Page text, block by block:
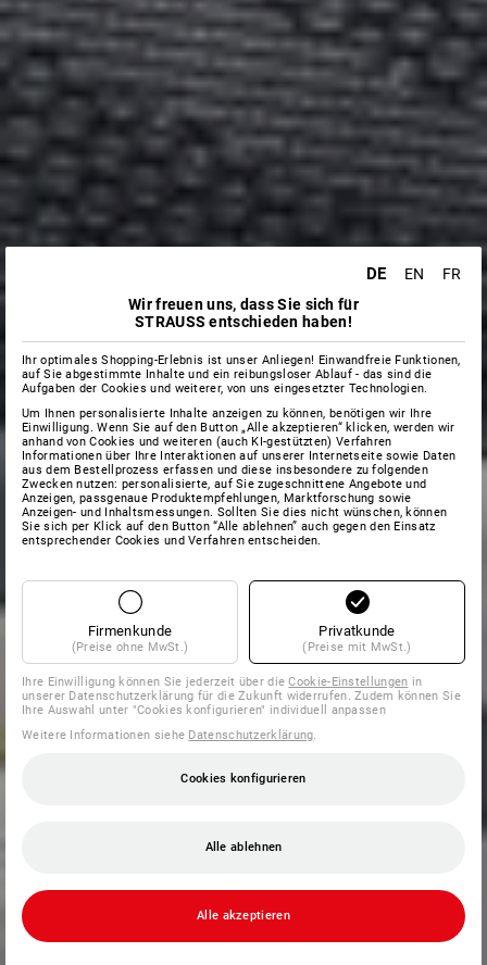
DE EN
FR
Wir freuen uns, dass Sie sich für
STRAUSS entschieden haben!
Ihr optimales Shopping-Erlebnis ist unser Anliegen! Einwandfreie Funktionen,
auf Sie abgestimmte Inhalte und ein reibungsloser Ablauf - das sind die
Aufgaben der Cookies und weiterer, von uns eingesetzter Technologien.
Um Ihnen personalisierte Inhalte anzeigen zu können, benötigen wir Ihre
Einwilligung. Wenn Sie auf den Button „Alle akzeptieren“ klicken, werden wir
anhand von Cookies und weiteren (auch KI-gestützten) Verfahren
Informationen über Ihre Interaktionen auf unserer Internetseite sowie Daten
aus dem Bestellprozess erfassen und diese insbesondere zu folgenden
Zwecken nutzen: personalisierte, auf Sie zugeschnittene Angebote und
Anzeigen, passgenaue Produktempfehlungen, Marktforschung sowie
Anzeigen- und Inhaltsmessungen. Sollten Sie dies nicht wünschen, können
Sie sich per Klick auf den Button “Alle ablehnen” auch gegen den Einsatz
entsprechender Cookies und Verfahren entscheiden.
Firmenkunde
(Preise ohne MwSt.)
Privatkunde
(Preise mit MwSt.)
Ihre Einwilligung können Sie jederzeit über dieCookie-Einstellungen in
unserer Datenschutzerklärung für die Zukunft widerrufen. Zudem können Sie
Ihre Auswahl unter "Cookies konfigurieren" individuell anpassen
Weitere Informationen siehe Datenschutzerklärung.
Cookies konfigurieren
Alle ablehnen
Alle akzeptieren